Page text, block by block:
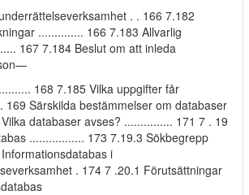
. . 166 7.182
.............. 166 7.183 Allvarlig
167 7.184 Beslut om att inleda
168 7.185 Vilka uppgifter får
169 Särskilda bestämmelser om databaser
databaser avses? ............... 171 7 . 19
................. 173 7.19.3 Sökbegrepp
i
. 174 7 .20.1 Förutsättningar